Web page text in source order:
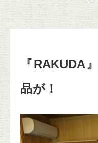
『RAKUDA
品が！